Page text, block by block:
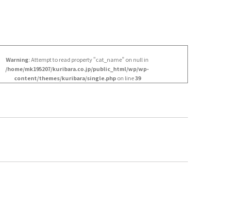
Warning: Attempt to read property "cat_name" on null in
/home/mk195207/kuribara.co.jp/public_html/wp/wp-
content/themes/kuribara/single.phpon line39